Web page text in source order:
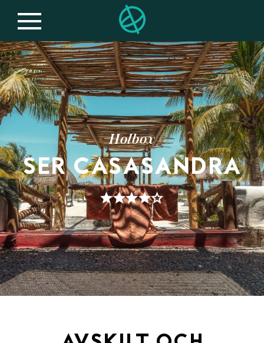
Holbox
SER CASASANDRA